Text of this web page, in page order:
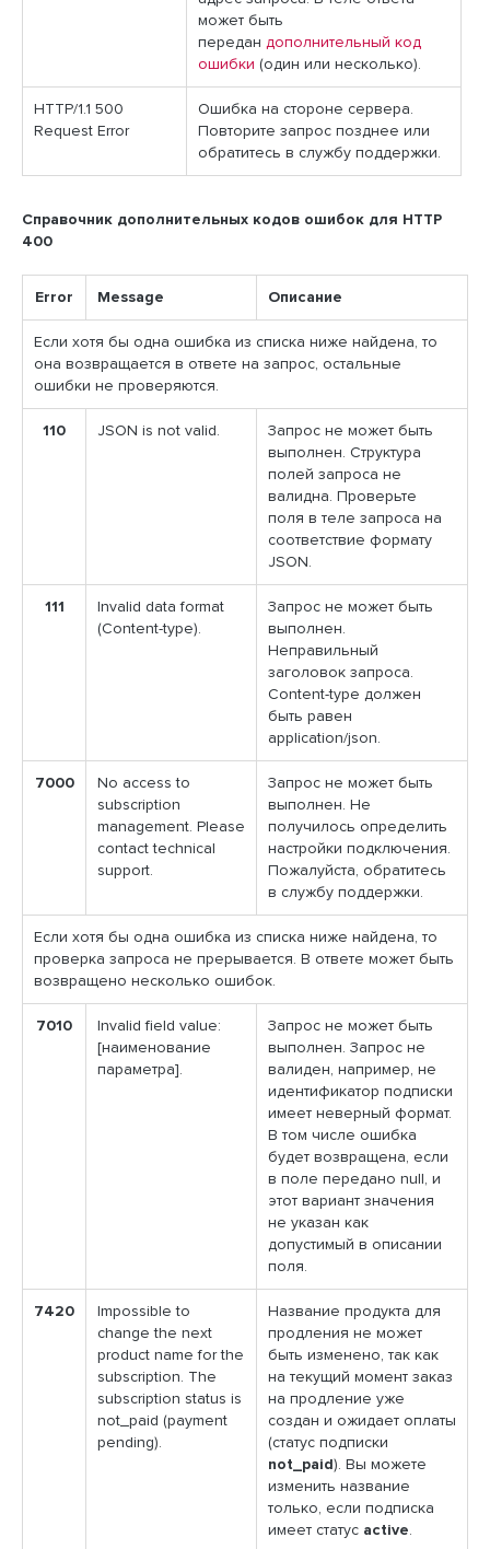
может быть
передан дополнительный код
ошибки (один или несколько).
HTTP/1.1 500
Request Error
Ошибка на стороне сервера.
Повторите запрос позднее или
обратитесь в службу поддержки.
Справочник дополнительных кодов ошибок для HTTP
400
Error Message Описание
Если хотя бы одна ошибка из списка ниже найдена, то
она возвращается в ответе на запрос, остальные
ошибки не проверяются.
110 JSON is not valid.
Запрос не может быть
выполнен. Структура
полей запроса не
валидна. Проверьте
поля в теле запроса на
соответствие формату
JSON.
111
Invalid data format
(Content-type).
Запрос не может быть
выполнен.
Неправильный
заголовок запроса.
Content-type должен
быть равен
application/json.
7000
No access to
subscription
management. Please
contact technical
support.
Запрос не может быть
выполнен. Не
получилось определить
настройки подключения.
Пожалуйста, обратитесь
в службу поддержки.
Если хотя бы одна ошибка из списка ниже найдена, то
проверка запроса не прерывается. В ответе может быть
возвращено несколько ошибок.
7010
Invalid field value:
[наименование
параметра].
Запрос не может быть
выполнен. Запрос не
валиден, например, не
идентификатор подписки
имеет неверный формат.
В том числе ошибка
будет возвращена, если
в поле передано null, и
этот вариант значения
не указан как
допустимый в описании
поля.
7420
Impossible to
change the next
product name for the
subscription. The
subscription status is
not_paid (payment
pending).
Название продукта для
продления не может
быть изменено, так как
на текущий момент заказ
на продление уже
создан и ожидает оплаты
(статус подписки
not_paid ). Вы можете
изменить название
только, если подписка
имеет статус active.